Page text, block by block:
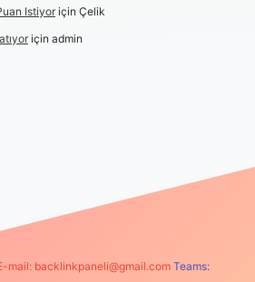
Istiyoriçin Çelik
için admin
mail: backlinkpaneli@gmail.com Teams: